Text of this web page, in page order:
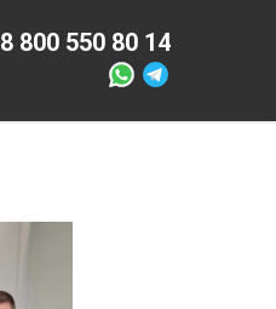
8 918 670 14 14